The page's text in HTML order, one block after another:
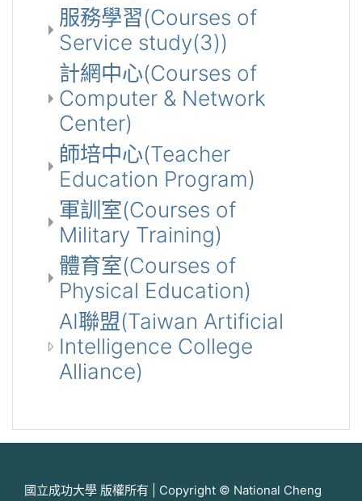
服務學習(Courses of
Service study(3))
計網中心(Courses of
Computer & Network
Center)
師培中心(Teacher
Education Program)
軍訓室(Courses of
Military Training)
體育室(Courses of
Physical Education)
AI聯盟(Taiwan Artificial
Intelligence College
Alliance)
國立成功大學 版權所有 | Copyright © National Cheng